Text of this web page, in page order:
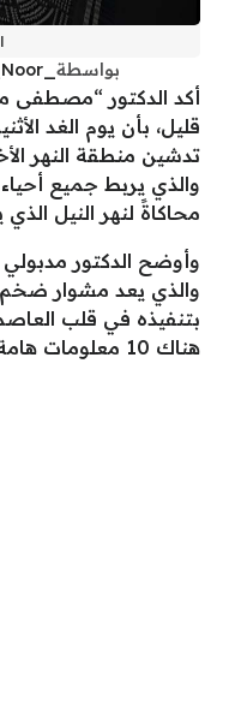
بواسطة _Noor_
أكد الدكتور “مصطفى
قليل، بأن يوم الغد
تدشين منطقة النهر
والذي يربط جميع أحياء
محاكاةً لنهر النيل
وأوضح الدكتور
والذي يعد مشوار
بتنفيذه في قلب
هناك 10 معلومات هامة عنه، وهي: